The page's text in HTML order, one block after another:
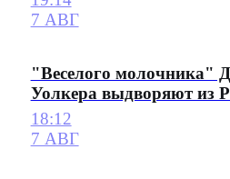
7 АВГ
"Веселого молочника"
Уолкера выдворяют из
18:12
7 АВГ